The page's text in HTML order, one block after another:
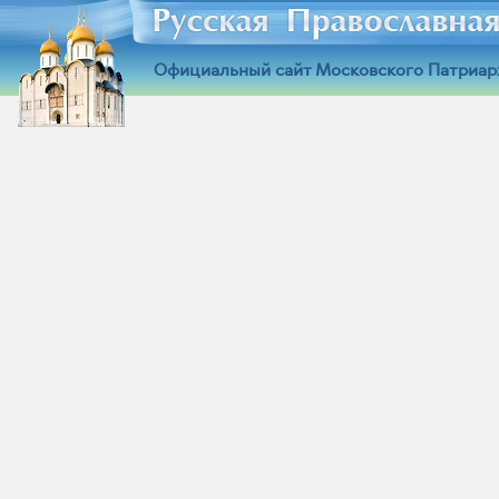
Официальный сайт Московского